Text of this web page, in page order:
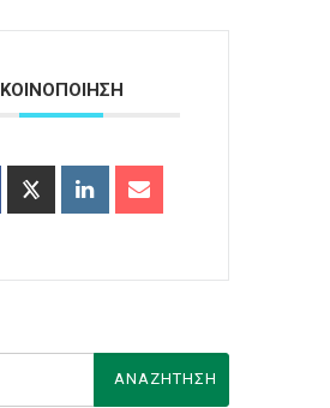
ΚΟΙΝΟΠΟΙΗΣΗ